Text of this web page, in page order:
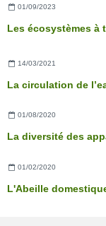
01/09/2023
14/03/2021
01/08/2020
01/02/2020